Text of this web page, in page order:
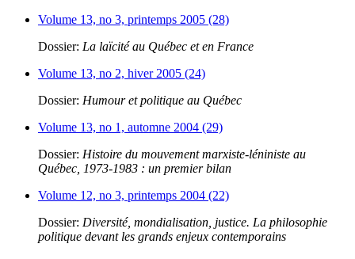
Volume 13, no 3, printemps 2005 (28)
Dossier: La laïcité au Québec et en France
Volume 13, no 2, hiver 2005 (24)
Dossier: Humour et politique au Québec
Volume 13, no 1, automne 2004 (29)
Dossier: Histoire du mouvement marxiste-léniniste au
Québec, 1973-1983 : un premier bilan
Volume 12, no 3, printemps 2004 (22)
Dossier: Diversité, mondialisation, justice. La philosophie
politique devant les grands enjeux contemporains